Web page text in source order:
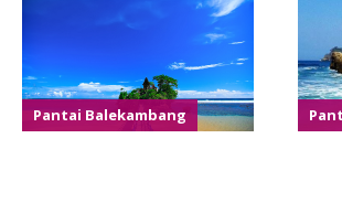
Pantai Balekambang